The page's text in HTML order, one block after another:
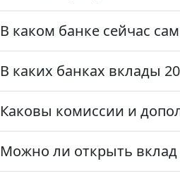
В каком банке сейчас
В каких банках вклады
Каковы комиссии и
Можно ли открыть